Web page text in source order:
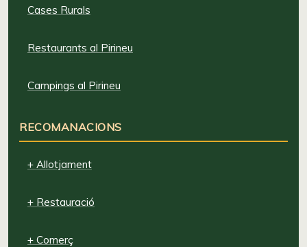
Cases Rurals
Restaurants al Pirineu
Campings al Pirineu
RECOMANACIONS
+ Allotjament
+ Restauració
+ Comerç